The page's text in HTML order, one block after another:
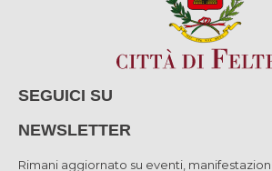
SEGUICI SU
NEWSLETTER
Rimani aggiornato su eventi,